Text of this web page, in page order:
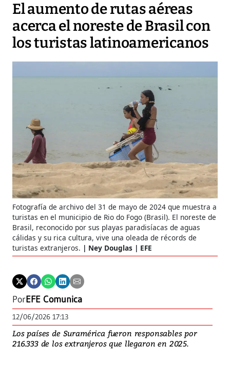
El aumento de rutas aéreas
acerca el noreste de Brasil con
los turistas latinoamericanos
Fotografía de archivo del 31 de mayo de 2024 que muestra a
turistas en el municipio de Rio do Fogo (Brasil). El noreste de
Brasil, reconocido por sus playas paradisíacas de aguas
cálidas y su rica cultura, vive una oleada de récords de
turistas extranjeros.
Ney Douglas | EFE
PorEFE Comunica
12/06/2026 17:13
Los países de Suramérica fueron responsables por
216.333 de los extranjeros que llegaron en 2025.